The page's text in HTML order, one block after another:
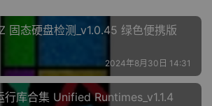
固态硬盘检测_v1.0.45 绿色便携版
2024年8月30日 14:31
库合集 Unified Runtimes_v1.1.4